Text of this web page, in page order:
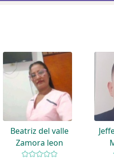
Beatriz del valle
Zamora leon